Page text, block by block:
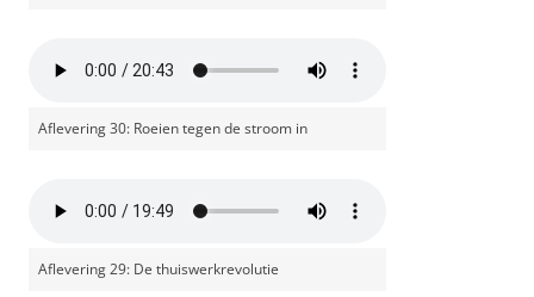
Aflevering 30: Roeien tegen de stroom in
Aflevering 29: De thuiswerkrevolutie